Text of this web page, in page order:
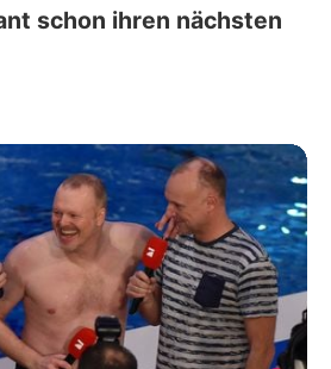
schon ihren nächsten